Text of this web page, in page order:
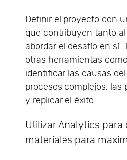
Definir el proyecto con
que contribuyen tanto
abordar el desafío en sí.
otras herramientas
identificar las causas
procesos complejos, las
y replicar el éxito.
Utilizar Analytics
materiales para